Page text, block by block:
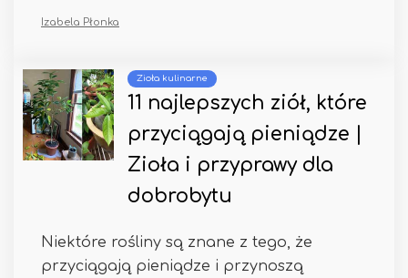
Izabela Płonka
Zioła kulinarne
11 najlepszych ziół, które
przyciągają pieniądze |
Zioła i przyprawy dla
dobrobytu
Niektóre rośliny są znane z tego, że
przyciągają pieniądze i przynoszą